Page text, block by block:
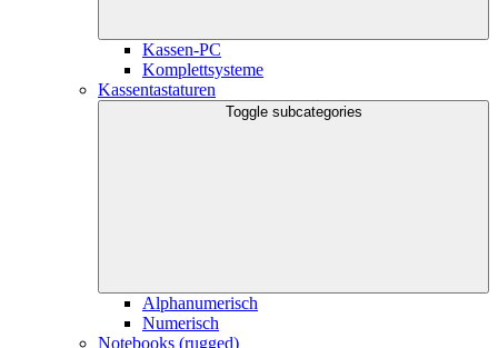
Kassen-PC
Komplettsysteme
Kassentastaturen
Toggle subcategories
Alphanumerisch
Numerisch
Notebooks (rugged)